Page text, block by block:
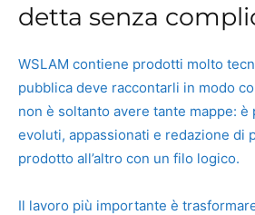
detta senza
WSLAM contiene prodotti molto
pubblica deve raccontarli in modo
non è soltanto avere tante mappe:
evoluti, appassionati e redazione di
prodotto all’altro con un filo logico.
Il lavoro più importante è